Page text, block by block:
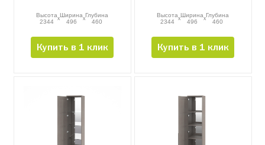
Высота
2344
xШирина
496
xГлубина
460
Купить в 1 клик
Высота
2344
xШирина
496
xГлубина
460
Купить в 1 клик